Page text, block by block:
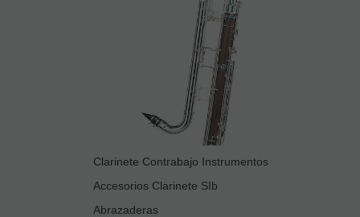
Clarinete Contrabajo Instrumentos
Accesorios Clarinete SIb
Abrazaderas